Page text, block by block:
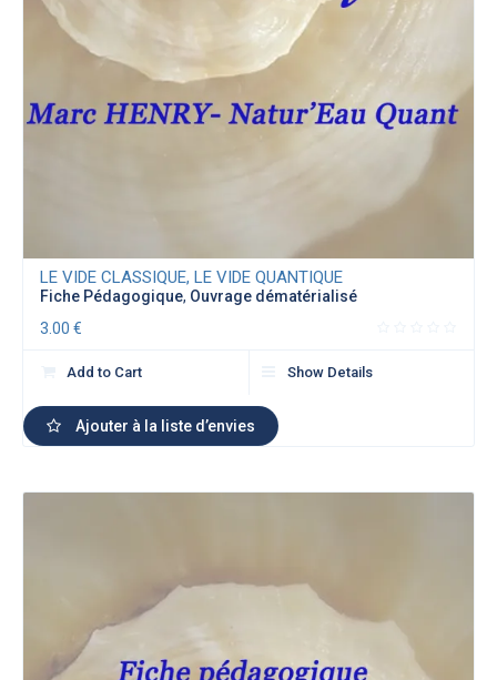
LE VIDE CLASSIQUE, LE VIDE QUANTIQUE
Fiche Pédagogique, Ouvrage dématérialisé
3.00€
Add to Cart Show Details
Ajouter à la liste d’envies